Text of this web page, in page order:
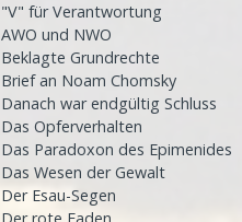
"V" für Verantwortung
AWO und NWO
Beklagte Grundrechte
Brief an Noam Chomsky
Danach war endgültig Schluss
Das Opferverhalten
Das Paradoxon des Epimenides
Das Wesen der Gewalt
Der Esau-Segen